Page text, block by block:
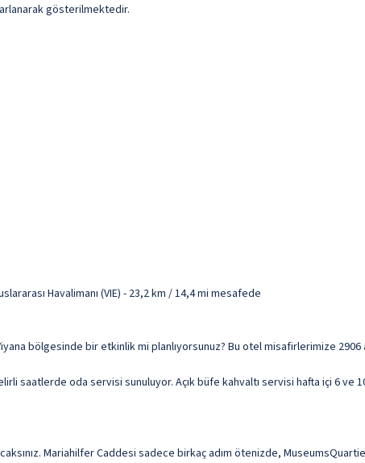
gösterilmektedir.
Havalimanı (VIE) - 23,2 km / 14,4 mi mesafede
bölgesinde bir etkinlik mi planlıyorsunuz? Bu otel misafirlerimize
saatlerde oda servisi sunuluyor. Açık büfe kahvaltı servisi hafta içi 6 ve
Mariahilfer Caddesi sadece birkaç adım ötenizde,